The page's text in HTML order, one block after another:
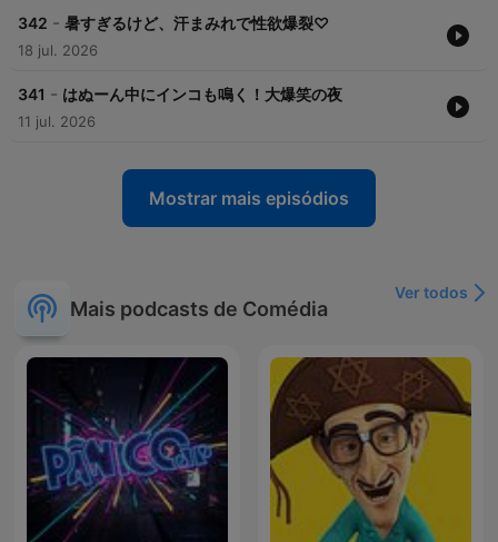
342 - 暑すぎるけど、汗まみれで性欲爆裂♡
18 jul. 2026
341 - はぬーん中にインコも鳴く！大爆笑の夜
11 jul. 2026
Mostrar mais episódios
Mais podcasts de Comédia
Ver todos